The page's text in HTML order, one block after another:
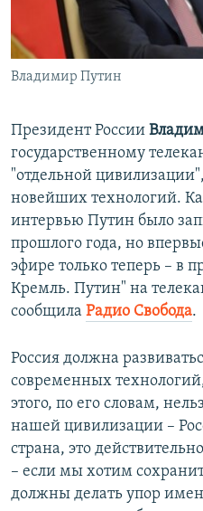
ПОБЕДИТЕЛЕЙ НЕ СУДЯТ?
КРЫМ.НЕПОКОРЕННЫЙ
ELIFBE
ПРИСОЕДИНЯЙТЕСЬ!
Все сайты RFE/RL
Владимир Путин
Президент России
государственному
"отдельной
новейших технологий.
интервью Путин было
прошлого года, но
эфире только теперь – в
Кремль. Путин" на
сообщила Радио Свобода.​
Россия должна
современных
этого, по его словам,
нашей цивилизации –
страна, это
– если мы хотим
должны делать упор